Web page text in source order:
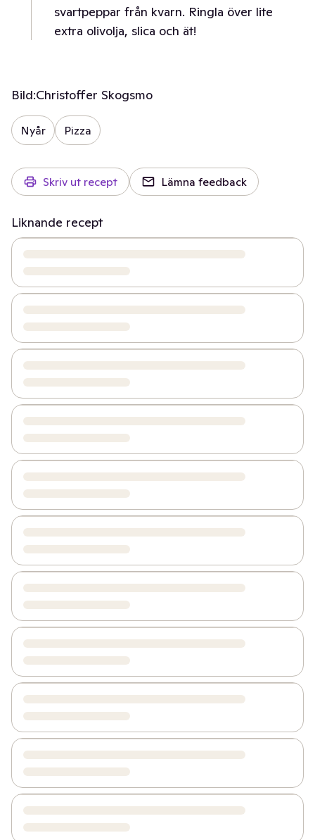
svartpeppar från kvarn. Ringla över lite
extra olivolja, slica och ät!
Bild:Christoffer Skogsmo
Nyår Pizza
Skriv ut recept Lämna feedback
Liknande recept